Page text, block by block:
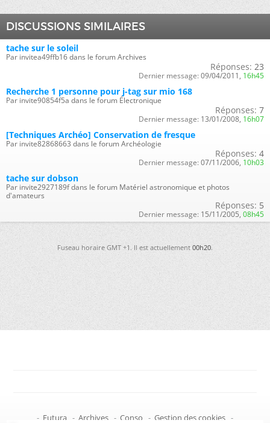
DISCUSSIONS SIMILAIRES
tache sur le soleil
Par invitea49ffb16 dans le forum Archives
Réponses: 23
Dernier message: 09/04/2011, 16h45
Recherche 1 personne pour j-tag sur mio 168
Par invite90854f5a dans le forum Électronique
Réponses: 7
Dernier message: 13/01/2008, 16h07
[Techniques Archéo] Conservation de fresque
Par invite82868663 dans le forum Archéologie
Réponses: 4
Dernier message: 07/11/2006, 10h03
tache sur dobson
Par invite2927189f dans le forum Matériel astronomique et photos
d'amateurs
Réponses: 5
Dernier message: 15/11/2005, 08h45
Fuseau horaire GMT +1. Il est actuellement00h20.
- Futura - Archives - Conso - Gestion des cookies -